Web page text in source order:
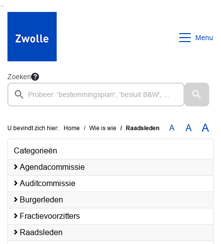
Ga naar de inhoud van deze pagina
Ga naar het zoeken
Ga naar het menu
Menu
Zoeken
U bevindt zich hier: Home Wie is wie Raadsleden A A A
Categorieën
Agendacommissie
Auditcommissie
Burgerleden
Fractievoorzitters
Raadsleden